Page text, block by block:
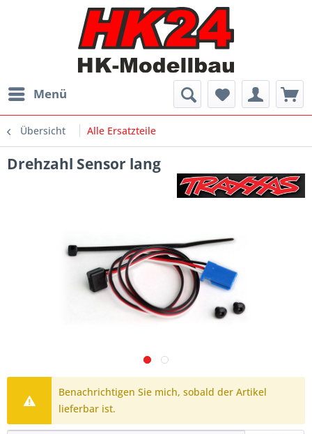
Menü
Übersicht Alle Ersatzteile
Drehzahl Sensor lang
Benachrichtigen Sie mich, sobald der Artikel
lieferbar ist.